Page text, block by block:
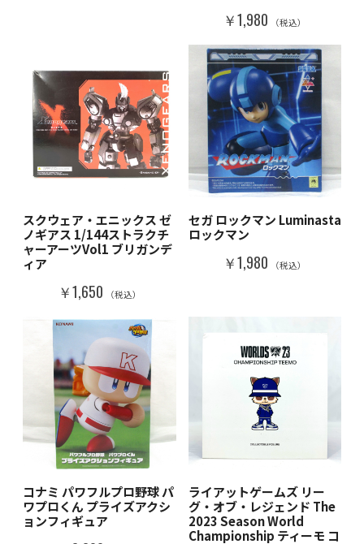
￥1,980
（税込）
スクウェア・エニックス ゼ
ノギアス 1/144ストラクチ
ャーアーツVol1 ブリガンデ
ィア
￥1,650 （税込）
セガ ロックマン Luminasta
ロックマン
￥1,980 （税込）
コナミ パワフルプロ野球 パ
ワプロくん プライズアクシ
ョンフィギュア
ライアットゲームズ リー
グ・オブ・レジェンド The
2023 Season World
Championship ティーモ コ